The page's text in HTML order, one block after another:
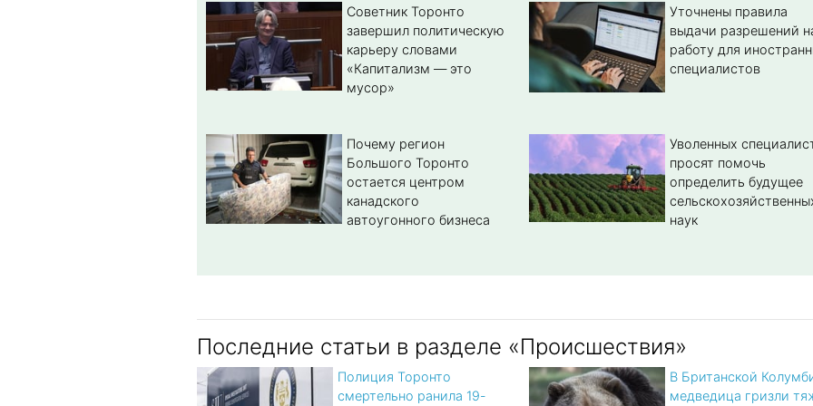
Советник Торонто
завершил политическую
карьеру словами
«Капитализм — это
мусор»
Уточнены правила
выдачи разрешений
работу для
специалистов
Почему регион
Большого Торонто
остается центром
канадского
автоугонного бизнеса
Уволенных
просят помочь
определить будущее
наук
Последние статьи в разделе «Происшествия»
Полиция Торонто
смертельно ранила 19-
В Британской
медведица гризли